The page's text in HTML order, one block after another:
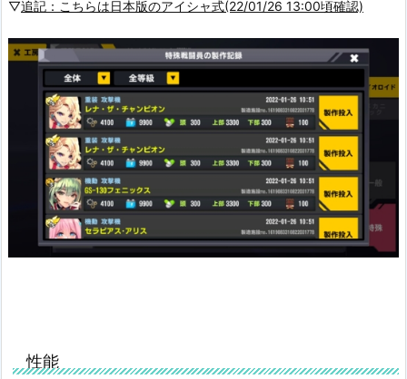
▽追記：こちらは日本版のアイシャ式(22/01/26 13:00頃確認)
性能